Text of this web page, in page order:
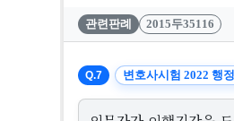
관련판례 2015두35116
Q.7 변호사시험 2022 행